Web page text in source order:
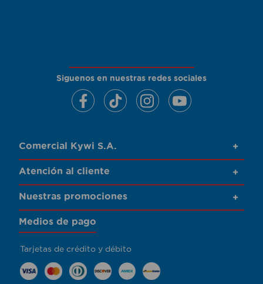
Siguenos en nuestras redes sociales
Comercial Kywi S.A. +
Atención al cliente +
Nuestras promociones +
Medios de pago
Tarjetas de crédito y débito